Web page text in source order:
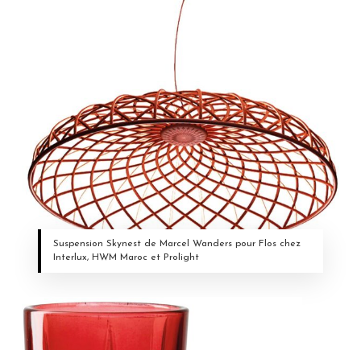
Suspension Skynest de Marcel Wanders pour Flos chez
Interlux, HWM Maroc et Prolight